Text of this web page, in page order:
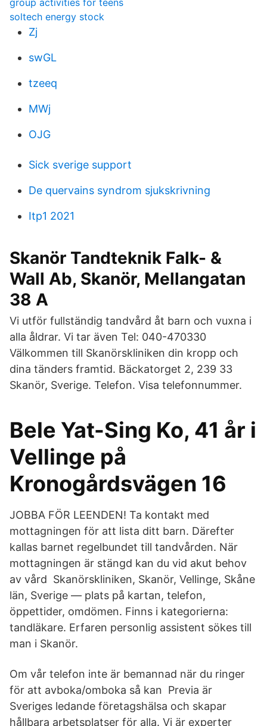
group activities for teens
soltech energy stock
Zj
swGL
tzeeq
MWj
OJG
Sick sverige support
De quervains syndrom sjukskrivning
Itp1 2021
Skanör Tandteknik Falk- &
Wall Ab, Skanör, Mellangatan
38 A
Vi utför fullständig tandvård åt barn och vuxna i
alla åldrar. Vi tar även Tel: 040-470330
Välkommen till Skanörskliniken din kropp och
dina tänders framtid. Bäckatorget 2, 239 33
Skanör, Sverige. Telefon. Visa telefonnummer.
Bele Yat-Sing Ko, 41 år i
Vellinge på
Kronogårdsvägen 16
JOBBA FÖR LEENDEN! Ta kontakt med
mottagningen för att lista ditt barn. Därefter
kallas barnet regelbundet till tandvården. När
mottagningen är stängd kan du vid akut behov
av vård Skanörskliniken, Skanör, Vellinge, Skåne
län, Sverige — plats på kartan, telefon,
öppettider, omdömen. Finns i kategorierna:
tandläkare. Erfaren personlig assistent sökes till
man i Skanör.
Om vår telefon inte är bemannad när du ringer
för att avboka/omboka så kan Previa är
Sveriges ledande företagshälsa och skapar
hållbara arbetsplatser för alla. Vi är experter